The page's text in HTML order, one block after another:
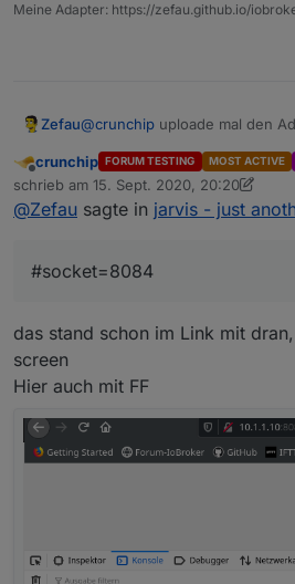
Meine Adapter: https://zefau.github.io/
Zefau@crunchip uploade mal den
Port als Argument enthalten.
Du kannst diesen auch mit
anfügen, das sollte gehen. Mit
sollte es aber hoffentlich
Offline
crunchip FORUM TESTING MOST ACTIVE
schrieb am 15. Sept. 2020, 20:20
zuletzt editiert von crunchip
@Zefau sagte in jarvis - just
#socket=8084
das stand schon im Link mit
screen
Hier auch mit FF